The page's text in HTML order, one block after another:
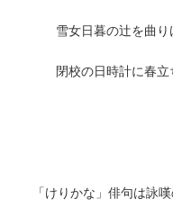
雪女日暮の辻を曲り
閉校の日時計に春立
「けりかな」俳句は詠